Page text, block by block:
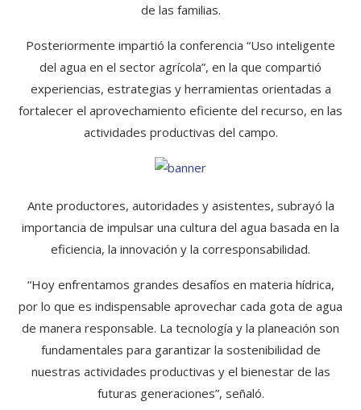
de las familias.
Posteriormente impartió la conferencia “Uso inteligente
del agua en el sector agrícola”, en la que compartió
experiencias, estrategias y herramientas orientadas a
fortalecer el aprovechamiento eficiente del recurso, en las
actividades productivas del campo.
Ante productores, autoridades y asistentes, subrayó la
importancia de impulsar una cultura del agua basada en la
eficiencia, la innovación y la corresponsabilidad.
“Hoy enfrentamos grandes desafíos en materia hídrica,
por lo que es indispensable aprovechar cada gota de agua
de manera responsable. La tecnología y la planeación son
fundamentales para garantizar la sostenibilidad de
nuestras actividades productivas y el bienestar de las
futuras generaciones”, señaló.